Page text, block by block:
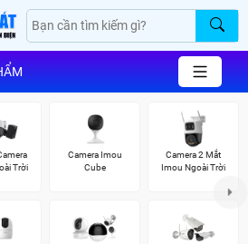
Trời
Camera Imou
Cube
Camera 2 Mắt
Imou Ngoài Trời